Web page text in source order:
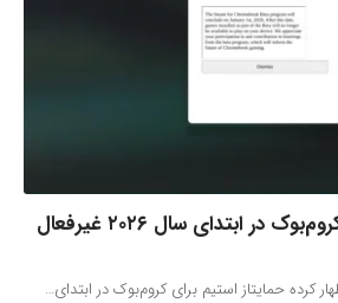
سرویس استیم برای کروم‌بوک در ابتدای سال ۲۰۲۶ غیرفعال
کرده حمایتاز استیم برای کروم‌بوک در ابتدای…